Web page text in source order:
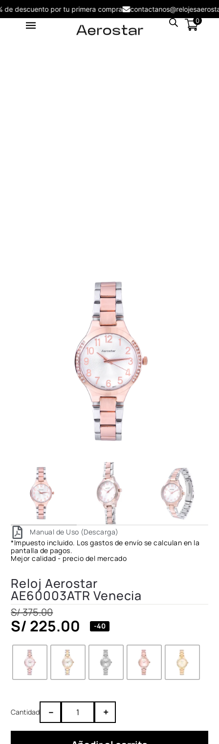
5% de descuento por tu primera compra
0
Manual de Uso (Descarga)
*Impuesto incluido. Los gastos de envío se calculan en la
pantalla de pagos.
Mejor calidad - precio del mercado
Reloj Aerostar
AE60003ATR Venecia
S/375.00
S/ 225.00 -40
– +